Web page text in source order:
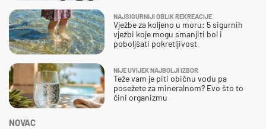
NOVAC
NAJSIGURNIJI OBLIK REKREACIJE
Vježbe za koljeno u moru: 5 sigurnih
vježbi koje mogu smanjiti bol i
poboljšati pokretljivost
NIJE UVIJEK NAJBOLJI IZBOR
Teže vam je piti običnu vodu pa
posežete za mineralnom? Evo što to
čini organizmu